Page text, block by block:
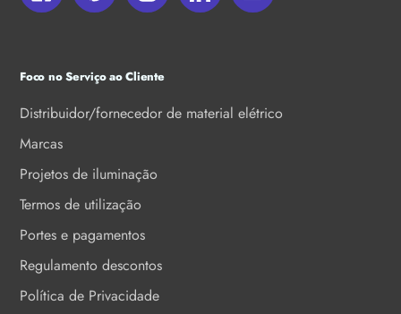
Foco no Serviço ao Cliente
Distribuidor/fornecedor de material elétrico
Marcas
Projetos de iluminação
Termos de utilização
Portes e pagamentos
Regulamento descontos
Política de Privacidade